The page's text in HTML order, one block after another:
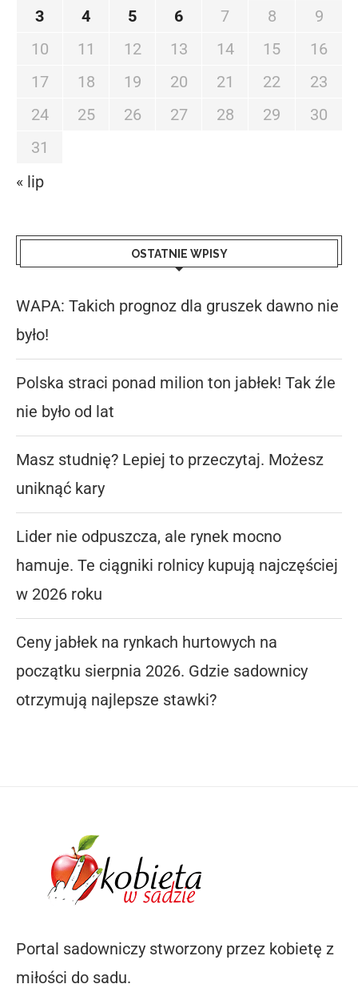
3
4 5 6 7 8
9
10
11 12 13 14 15
16
17
18 19 20 21 22
23
24
25 26 27 28 29
30
31
« lip
OSTATNIE WPISY
WAPA: Takich prognoz dla gruszek dawno nie
było!
Polska straci ponad milion ton jabłek! Tak źle
nie było od lat
Masz studnię? Lepiej to przeczytaj. Możesz
uniknąć kary
Lider nie odpuszcza, ale rynek mocno
hamuje. Te ciągniki rolnicy kupują najczęściej
w 2026 roku
Ceny jabłek na rynkach hurtowych na
początku sierpnia 2026. Gdzie sadownicy
otrzymują najlepsze stawki?
Portal sadowniczy stworzony przez kobietę z
miłości do sadu.